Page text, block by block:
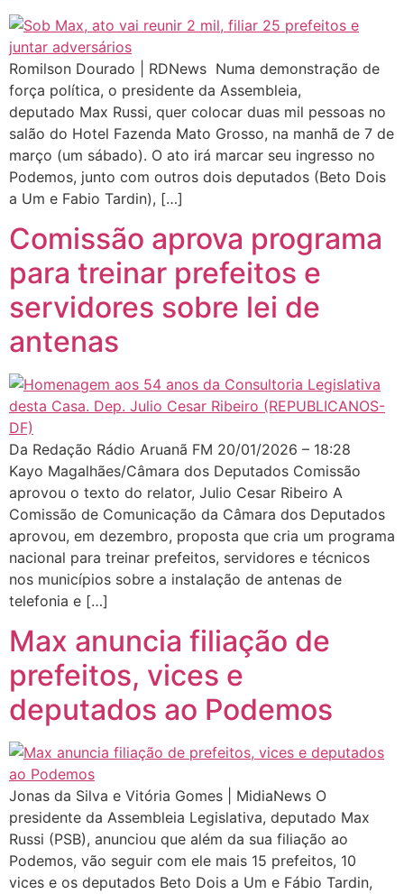
Romilson Dourado | RDNews Numa demonstração de
força política, o presidente da Assembleia,
deputado Max Russi, quer colocar duas mil pessoas no
salão do Hotel Fazenda Mato Grosso, na manhã de 7 de
março (um sábado). O ato irá marcar seu ingresso no
Podemos, junto com outros dois deputados (Beto Dois
a Um e Fabio Tardin), […]
Comissão aprova programa
para treinar prefeitos e
servidores sobre lei de
antenas
Da Redação Rádio Aruanã FM 20/01/2026 – 18:28
Kayo Magalhães/Câmara dos Deputados Comissão
aprovou o texto do relator, Julio Cesar Ribeiro A
Comissão de Comunicação da Câmara dos Deputados
aprovou, em dezembro, proposta que cria um programa
nacional para treinar prefeitos, servidores e técnicos
nos municípios sobre a instalação de antenas de
telefonia e […]
Max anuncia filiação de
prefeitos, vices e
deputados ao Podemos
Jonas da Silva e Vitória Gomes | MidiaNews O
presidente da Assembleia Legislativa, deputado Max
Russi (PSB), anunciou que além da sua filiação ao
Podemos, vão seguir com ele mais 15 prefeitos, 10
vices e os deputados Beto Dois a Um e Fábio Tardin,